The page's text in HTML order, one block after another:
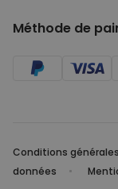
Méthode de
Conditions
données